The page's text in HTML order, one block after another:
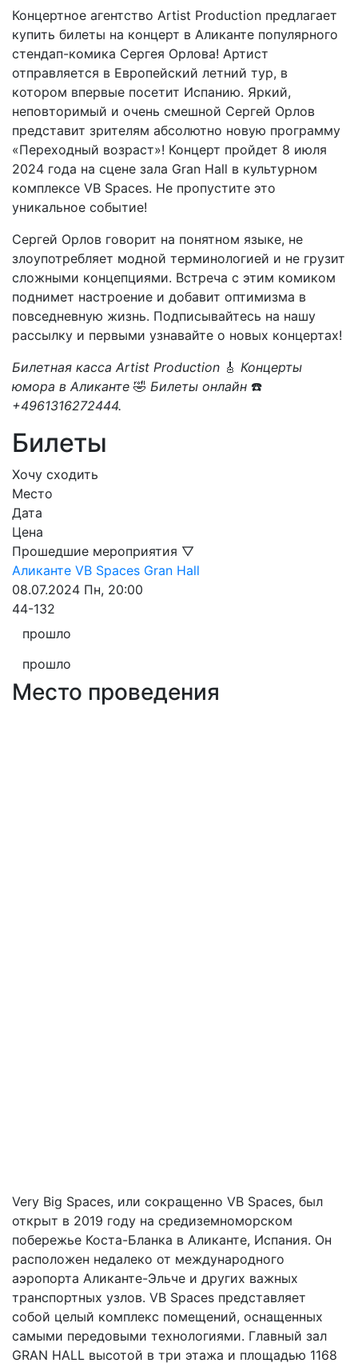
Концертное агентство Artist Production предлагает
купить билеты на концерт в Аликанте популярного
стендап-комика Сергея Орлова! Артист
отправляется в Европейский летний тур, в
котором впервые посетит Испанию. Яркий,
неповторимый и очень смешной Сергей Орлов
представит зрителям абсолютно новую программу
«Переходный возраст»! Концерт пройдет 8 июля
2024 года на сцене зала Gran Hall в культурном
комплексе VB Spaces. Не пропустите это
уникальное событие!
Сергей Орлов говорит на понятном языке, не
злоупотребляет модной терминологией и не грузит
сложными концепциями. Встреча с этим комиком
поднимет настроение и добавит оптимизма в
повседневную жизнь. Подписывайтесь на нашу
рассылку и первыми узнавайте о новых концертах!
Билетная касса Artist Production 🎸 Концерты
юмора в Аликанте 🤣 Билеты онлайн ☎️
+4961316272444.
Билеты
Хочу сходить
Место
Дата
Цена
Прошедшие мероприятия ▽
Аликанте VB Spaces Gran Hall
08.07.2024 Пн, 20:00
44-132
прошло
прошло
Место проведения
Very Big Spaces, или сокращенно VB Spaces, был
открыт в 2019 году на средиземноморском
побережье Коста-Бланка в Аликанте, Испания. Он
расположен недалеко от международного
аэропорта Аликанте-Эльче и других важных
транспортных узлов. VB Spaces представляет
собой целый комплекс помещений, оснащенных
самыми передовыми технологиями. Главный зал
GRAN HALL высотой в три этажа и площадью 1168